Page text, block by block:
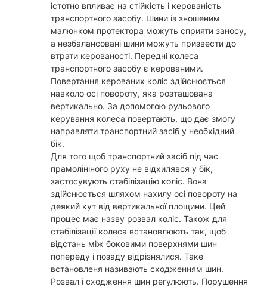
істотно впливає на стійкість і керованість
транспортного засобу. Шини із зношеним
малюнком протектора можуть сприяти заносу,
а незбалансовані шини можуть призвести до
втрати керованості. Передні колеса
транспортного засобу є керованими.
Повертання керованих коліс здійснюється
навколо осі повороту, яка розташована
вертикально. За допомогою рульового
керування колеса повертають, що дає змогу
направляти транспортний засіб у необхідний
бік.
Для того щоб транспортний засіб під час
прамолініного руху не відхилявся у бік,
застосувують стабілізацію коліс. Вона
здійснюється шляхом нахилу осі повороту на
деякий кут від вертикальної площини. Цей
процес має назву розвал коліс. Також для
стабілізації колеса встановлюють так, щоб
відстань між боковими поверхнями шин
попереду і позаду відрізнялися. Таке
встановленя називають сходженням шин.
Розвал і сходження шин регулюють. Порушення